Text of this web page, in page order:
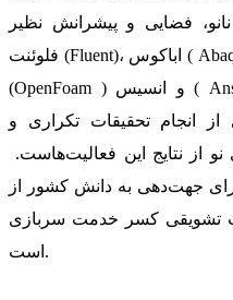
نانو، فضایی و پیشرانش نظیر
فلوئنت (Fluent)، اباکوس ( Abaqus )، کامسول ( Comsol )، اپن فوم
(OpenFoam ) و انسیس ( Ansys ) در قالب بسته‌ و فیلم های
انجام تحقیقات تکراری و
نو از نتایج این فعالیت‌هاست.
جهت‌دهی به دانش کشور از
تشویقی کسر خدمت سربازی
است.